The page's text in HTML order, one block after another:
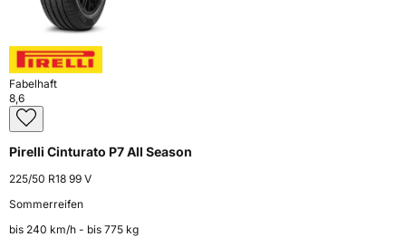
Fabelhaft
8,6
Pirelli Cinturato P7 All Season
225/50 R18 99 V
Sommerreifen
bis 240 km⁠/⁠h - bis 775 kg